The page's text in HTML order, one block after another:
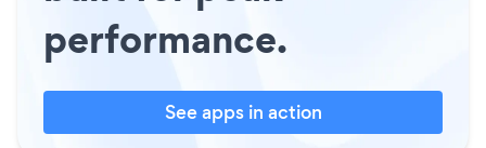
performance.
See apps in action